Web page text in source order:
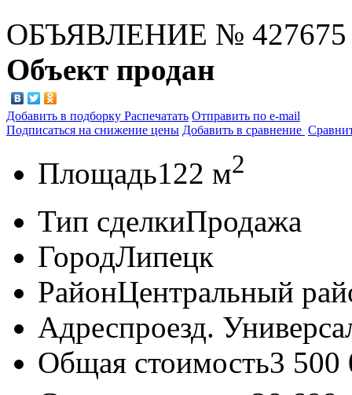
ОБЪЯВЛЕНИЕ № 427675
Объект продан
Добавить в подборку Распечатать Отправить по e-mail
Подписаться на снижение цены Добавить в сравнение
Площадь122 м2
Тип сделкиПродажа
ГородЛипецк
РайонЦентральный
Адреспроезд.
Общая стоимость3 500